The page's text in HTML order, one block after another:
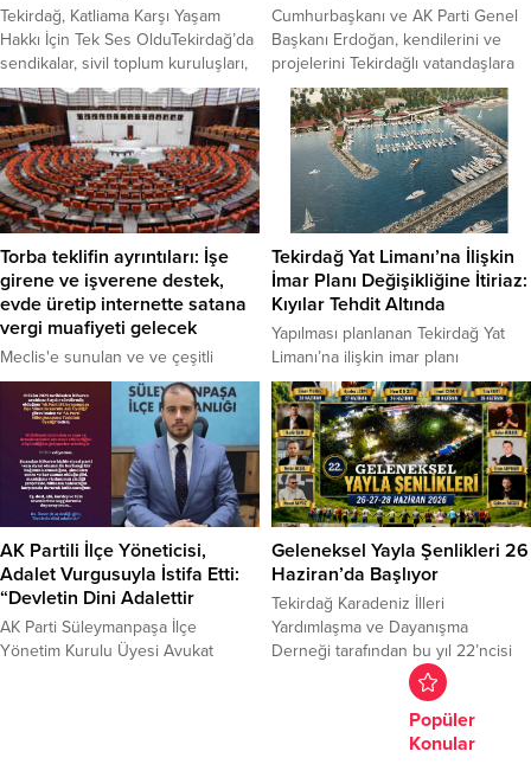
Tekirdağ, Katliama Karşı Yaşam
Hakkı İçin Tek Ses OlduTekirdağ’da
sendikalar, sivil toplum kuruluşları,
Tekirdağ Kent Konseyi ve hak
savunucuları, sokak hayvanlarının
uyutulmasına ilişkin yasa tasarısı ve
Filistin’de ki katliama ilişkin
meydanlarda tek ses oldu. Tekirdağ
Kent Konseyi, sahiplenilmeyen
sokak köpeklerinin bir ay içinde
uyutulması kapsamında planlanan
yasal düzenlemeyle ilgili, KESK...
Cumhurbaşkanı ve AK Parti Genel
Başkanı Erdoğan, kendilerini ve
projelerini Tekirdağlı vatandaşlara
tam olarak anlatamadıklarını,
Tekirdağ’ı ikna etmeye yetersiz
kaldıklarını söyledi. Eksikliklerini 31
Mart Mahalli İdareler Seçimleri’nde
telafi etmeye çalışacaklarını
söyleyen Erdoğan, “Bunun için
önümüzde 50 gün var. Bu 50 günü
çok iyi değerlendirmemiz lazım.
Hata varsa düzeltecek, sıkıntı
varsa...
Torba teklifin ayrıntıları: İşe
girene ve işverene destek,
evde üretip internette satana
vergi muafiyeti gelecek
Meclis'e sunulan ve ve çeşitli
istihdam desteklerini öngören
teklifindeki 43 maddenin ayrıntıları
belli olmaya başladı.
Tekirdağ Yat Limanı’na İlişkin
İmar Planı Değişikliğine İtiriaz:
Kıyılar Tehdit Altında
Yapılması planlanan Tekirdağ Yat
Limanı’na ilişkin imar planı
değişikliğine TMMOB, bazı sivil
toplum kuruluşu temsilcileri ve
şehirdeki vatandaşlar itiraz etti.
İtiraz dilekçesinde, değişikliklerin
kıyı ekosistemi ve doğal denge
üzerinde olumsuz etkiler
yaratabileceği ve projenin halkın
kıyı kullanımını kısıtlaması riski
taşıdığı belirtildi. Tekirdağ Yat Limanı
projesi kapsamında 1/1000 ölçekli
uygulama imar...
AK Partili İlçe Yöneticisi,
Adalet Vurgusuyla İstifa Etti:
“Devletin Dini Adalettir
AK Parti Süleymanpaşa İlçe
Yönetim Kurulu Üyesi Avukat
Geleneksel Yayla Şenlikleri 26
Haziran’da Başlıyor
Tekirdağ Karadeniz İlleri
Yardımlaşma ve Dayanışma
Derneği tarafından bu yıl 22’ncisi
düzenlenecek olan Karadeniz Yayla
Şenliği, 26-27-28 Haziran tarihleri
arasında Süleymanpaşa’da
gerçekleştirilecek. Üç gün sürecek
Popüler
Konular